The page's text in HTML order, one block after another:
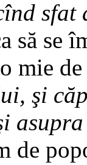
sfat
să se
mie
şi
de